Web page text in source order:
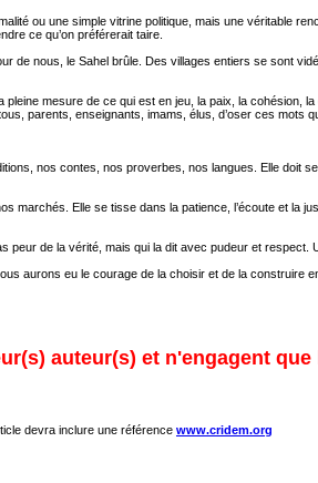
ou une simple vitrine politique, mais une véritable
ce qu’on préférerait taire.
nous, le Sahel brûle. Des villages entiers se sont
mesure de ce qui est en jeu, la paix, la cohésion,
parents, enseignants, imams, élus, d’oser ces mots
nos contes, nos proverbes, nos langues. Elle doit
Elle se tisse dans la patience, l’écoute et la
peur de la vérité, mais qui la dit avec pudeur et respect.
aurons eu le courage de la choisir et de la construire
auteur(s) et n'engagent
devra inclure une référence www.cridem.org